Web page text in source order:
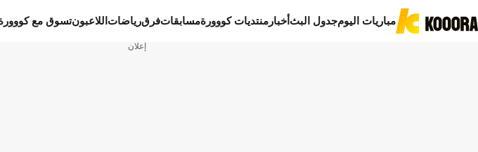
مباريات اليومجدول البثأخبار منتديات كووورةمسابقاتفرقرياضات اللاعبونتسوق مع
إعلان